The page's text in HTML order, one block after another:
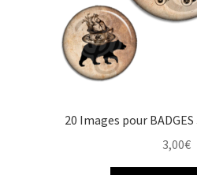
20 Images pour
3,00€